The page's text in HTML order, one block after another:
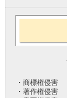
・商標権侵害
・著作権侵害